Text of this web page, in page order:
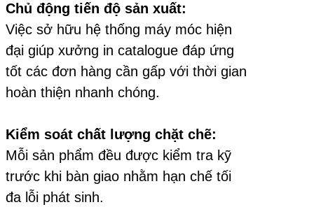
Chủ động tiến độ sản xuất:
Việc sở hữu hệ thống máy móc hiện
đại giúp xưởng in catalogue đáp ứng
tốt các đơn hàng cần gấp với thời gian
hoàn thiện nhanh chóng.
Kiểm soát chất lượng chặt chẽ:
Mỗi sản phẩm đều được kiểm tra kỹ
trước khi bàn giao nhằm hạn chế tối
đa lỗi phát sinh.